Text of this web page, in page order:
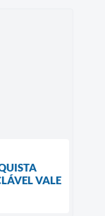
VALE